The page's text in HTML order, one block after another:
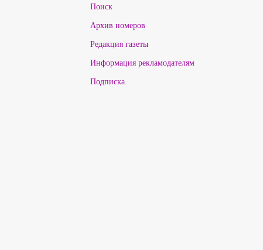
Поиск
Архив номеров
Редакция газеты
Информация рекламодателям
Подписка